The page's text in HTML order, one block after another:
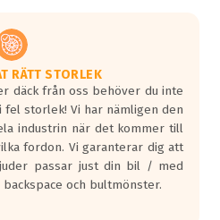
RÄTT STORLEK
däck från oss behöver du inte
storlek! Vi har nämligen den
industrin när det kommer till
fordon. Vi garanterar dig att
passar just din bil / med
och bultmönster.